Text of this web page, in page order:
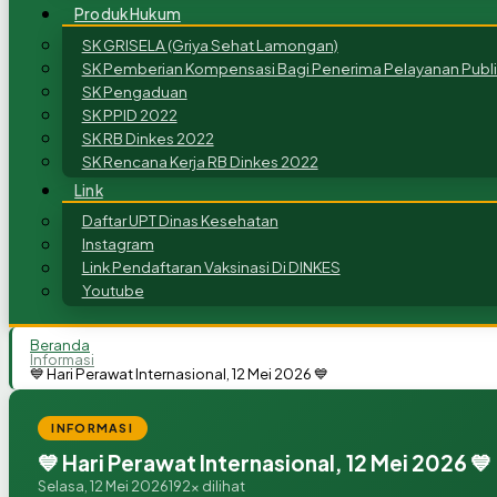
Produk Hukum
SK GRISELA (Griya Sehat Lamongan)
SK Pemberian Kompensasi Bagi Penerima Pelayanan
SK Pengaduan
SK PPID 2022
SK RB Dinkes 2022
SK Rencana Kerja RB Dinkes 2022
Link
Daftar UPT Dinas Kesehatan
Instagram
Link Pendaftaran Vaksinasi Di DINKES
Youtube
Beranda
Informasi
💙 Hari Perawat Internasional, 12 Mei 2026 💙
INFORMASI
💙 Hari Perawat Internasional, 12 Mei 2026 💙
Selasa, 12 Mei 2026192x dilihat